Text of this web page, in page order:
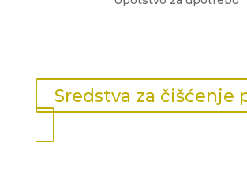
Sredstva za čišćenje